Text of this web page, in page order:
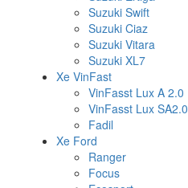
Suzuki Swift
Suzuki Ciaz
Suzuki Vitara
Suzuki XL7
Xe VinFast
VinFasst Lux A 2.0
VinFasst Lux SA2.0
Fadil
Xe Ford
Ranger
Focus